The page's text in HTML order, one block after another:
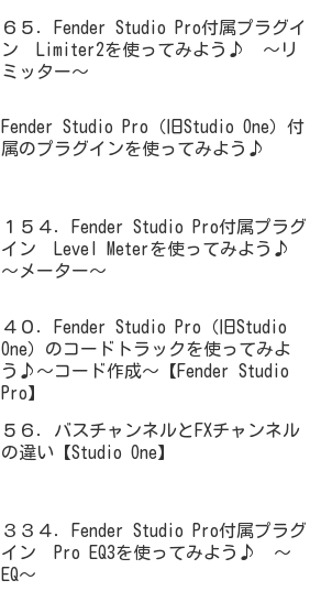
６５．Fender Studio Pro付属プラグイ
ン Limiter2を使ってみよう♪ ～リ
ミッター～
Fender Studio Pro（旧Studio One）付
属のプラグインを使ってみよう♪
１５４．Fender Studio Pro付属プラグ
イン Level Meterを使ってみよう♪
～メーター～
４０．Fender Studio Pro（旧Studio
One）のコードトラックを使ってみよ
う♪～コード作成～【Fender Studio
Pro】
５６．バスチャンネルとFXチャンネル
の違い【Studio One】
３３４．Fender Studio Pro付属プラグ
イン Pro EQ3を使ってみよう♪ ～
EQ～